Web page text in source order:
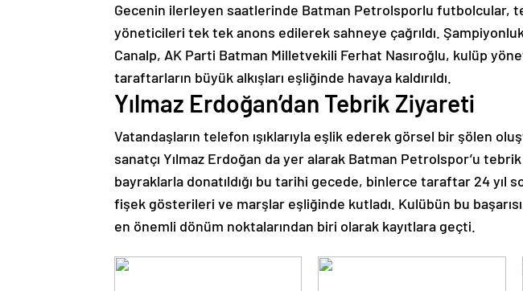
Gecenin ilerleyen saatlerinde Batman Petrolsporlu futbolcular,
yöneticileri tek tek anons edilerek sahneye çağrıldı.
Canalp, AK Parti Batman Milletvekili Ferhat Nasıroğlu, kulüp
taraftarların büyük alkışları eşliğinde havaya kaldırıldı.
Yılmaz Erdoğan’dan Tebrik Ziyareti
Vatandaşların telefon ışıklarıyla eşlik ederek görsel bir şölen
sanatçı Yılmaz Erdoğan da yer alarak Batman Petrolspor’u
bayraklarla donatıldığı bu tarihi gecede, binlerce taraftar 24 yıl
fişek gösterileri ve marşlar eşliğinde kutladı. Kulübün bu
en önemli dönüm noktalarından biri olarak kayıtlara geçti.